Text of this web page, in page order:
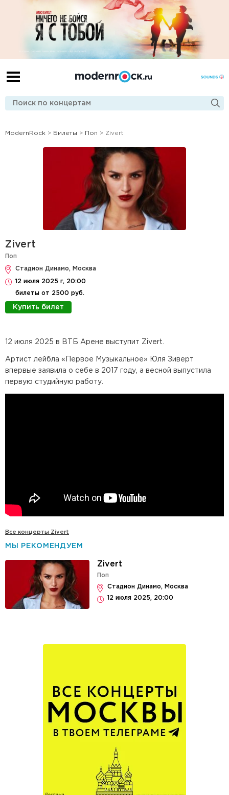
ModernRock > Билеты > Поп > Zivert
Zivert
Поп
Стадион Динамо, Москва
12 июля 2025 г, 20:00
билеты от 2500 руб.
Купить билет
12 июля 2025 в ВТБ Арене выступит Zivert.
Артист лейбла «Первое Музыкальное» Юля Зиверт
впервые заявила о себе в 2017 году, а весной выпустила
первую студийную работу.
Все концерты Zivert
МЫ РЕКОМЕНДУЕМ
Zivert
Поп
Стадион Динамо, Москва
12 июля 2025, 20:00